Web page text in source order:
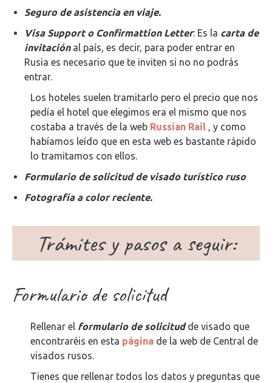
Seguro de asistencia en viaje.
Visa Support o Confirmattion Letter: Es la carta de
invitaciónal país, es decir, para poder entrar en
Rusia es necesario que te inviten si no no podrás
entrar.
Los hoteles suelen tramitarlo pero el precio que nos
pedía el hotel que elegimos era el mismo que nos
costaba a través de la web Russian Rail , y como
habíamos leído que en esta web es bastante rápido
lo tramitamos con ellos.
Formulario de solicitud de visado turístico ruso
Fotografía a color reciente.
Trámites y pasos a seguir:
Formulario de solicitud
Rellenar el formulario de solicitudde visado que
encontraréis en esta página de la web de Central de
visados rusos.
Tienes que rellenar todos los datos y preguntas que